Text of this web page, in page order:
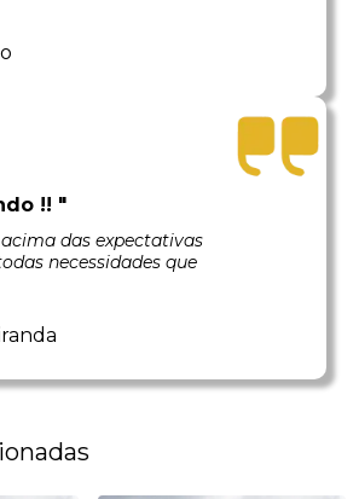
!! "
das expectativas
necessidades que